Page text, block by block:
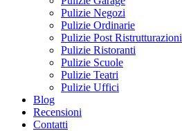
Pulizie Negozi
Pulizie Ordinarie
Pulizie Post Ristrutturazioni
Pulizie Ristoranti
Pulizie Scuole
Pulizie Teatri
Pulizie Uffici
Blog
Recensioni
Contatti